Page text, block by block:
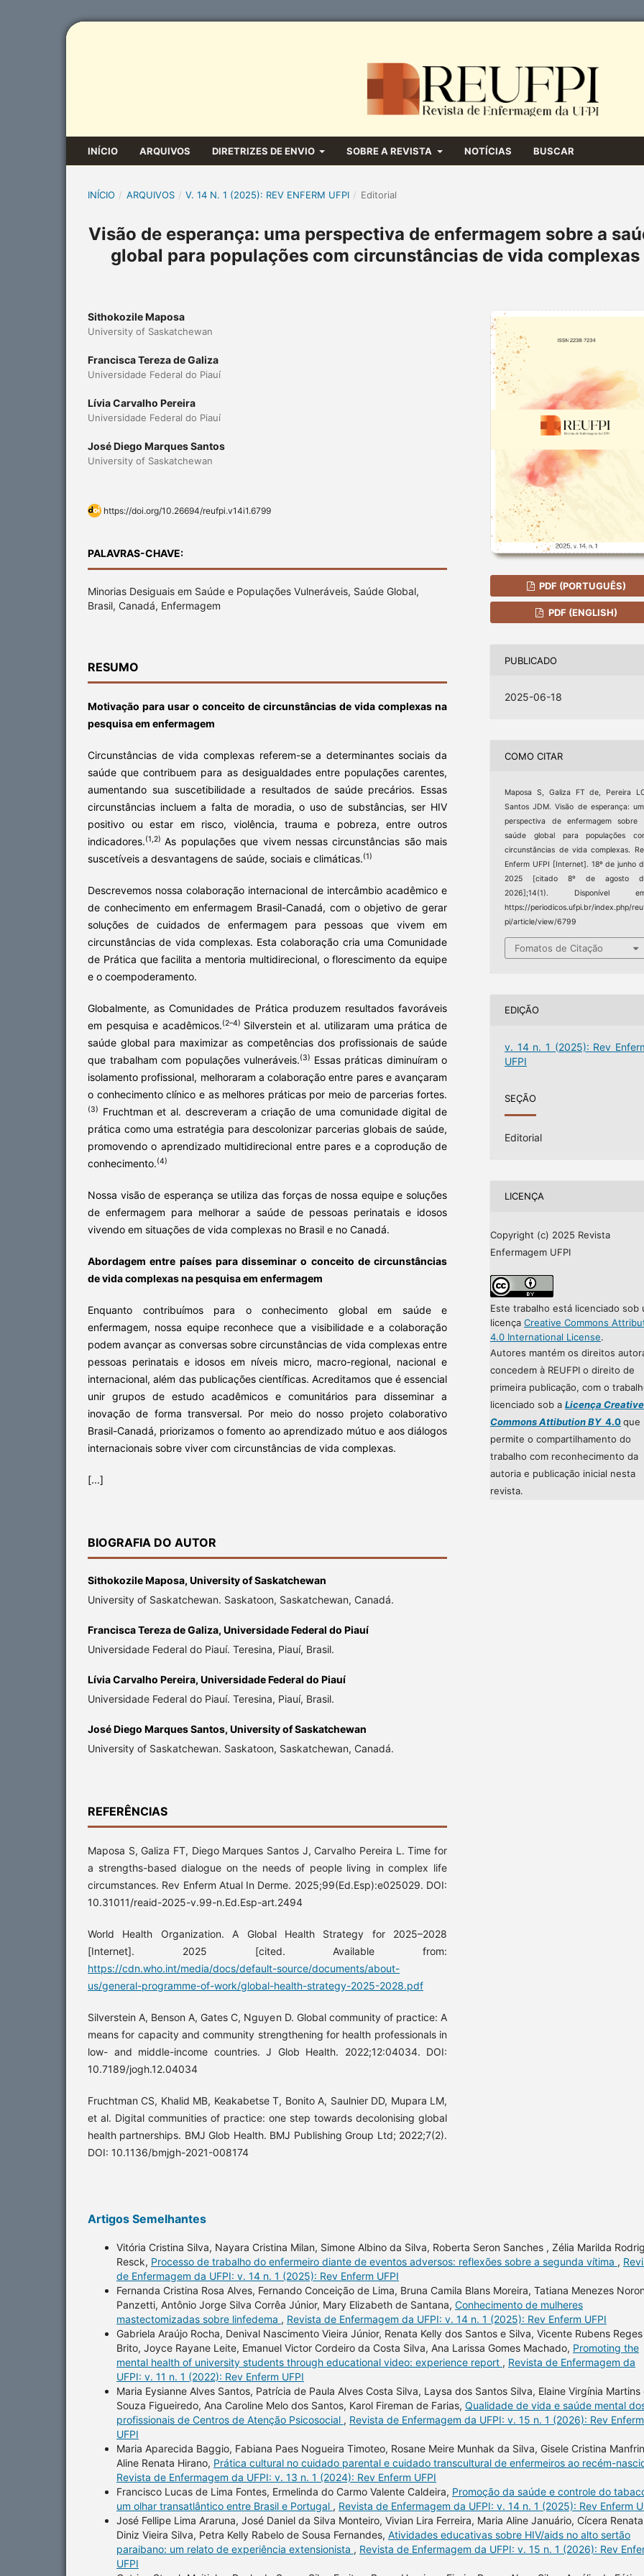
INÍCIO ARQUIVOS DIRETRIZES DE ENVIO SOBRE A REVISTA NOTÍCIAS BUSCAR
INÍCIO / ARQUIVOS / V. 14 N. 1 (2025): REV ENFERM UFPI / Editorial
Visão de esperança: uma perspectiva de enfermagem sobre a
global para populações com circunstâncias de vida complexas
Sithokozile Maposa
University of Saskatchewan
Francisca Tereza de Galiza
Universidade Federal do Piauí
Lívia Carvalho Pereira
Universidade Federal do Piauí
José Diego Marques Santos
University of Saskatchewan
https://doi.org/10.26694/reufpi.v14i1.6799
PALAVRAS-CHAVE:
Minorias Desiguais em Saúde e Populações Vulneráveis, Saúde Global,
Brasil, Canadá, Enfermagem
RESUMO
Motivação para usar o conceito de circunstâncias de vida complexas na
pesquisa em enfermagem
Circunstâncias de vida complexas referem-se a determinantes sociais da
saúde que contribuem para as desigualdades entre populações carentes,
aumentando sua suscetibilidade a resultados de saúde precários. Essas
circunstâncias incluem a falta de moradia, o uso de substâncias, ser HIV
positivo ou estar em risco, violência, trauma e pobreza, entre outros
indicadores.(1,2) As populações que vivem nessas circunstâncias são mais
suscetíveis a desvantagens de saúde, sociais e climáticas.(1)
Descrevemos nossa colaboração internacional de intercâmbio acadêmico e
de conhecimento em enfermagem Brasil-Canadá, com o objetivo de gerar
soluções de cuidados de enfermagem para pessoas que vivem em
circunstâncias de vida complexas. Esta colaboração cria uma Comunidade
de Prática que facilita a mentoria multidirecional, o florescimento da equipe
e o coempoderamento.
Globalmente, as Comunidades de Prática produzem resultados favoráveis
em pesquisa e acadêmicos.(2–4) Silverstein et al. utilizaram uma prática de
saúde global para maximizar as competências dos profissionais de saúde
que trabalham com populações vulneráveis.(3) Essas práticas diminuíram o
isolamento profissional, melhoraram a colaboração entre pares e avançaram
o conhecimento clínico e as melhores práticas por meio de parcerias fortes.
(3)
Fruchtman et al. descreveram a criação de uma comunidade digital de
prática como uma estratégia para descolonizar parcerias globais de saúde,
promovendo o aprendizado multidirecional entre pares e a coprodução de
conhecimento.(4)
Nossa visão de esperança se utiliza das forças de nossa equipe e soluções
de enfermagem para melhorar a saúde de pessoas perinatais e idosos
vivendo em situações de vida complexas no Brasil e no Canadá.
Abordagem entre países para disseminar o conceito de circunstâncias
de vida complexas na pesquisa em enfermagem
Enquanto contribuímos para o conhecimento global em saúde e
enfermagem, nossa equipe reconhece que a visibilidade e a colaboração
podem avançar as conversas sobre circunstâncias de vida complexas entre
pessoas perinatais e idosos em níveis micro, macro-regional, nacional e
internacional, além das publicações científicas. Acreditamos que é essencial
unir grupos de estudo acadêmicos e comunitários para disseminar a
inovação de forma transversal. Por meio do nosso projeto colaborativo
Brasil-Canadá, priorizamos o fomento ao aprendizado mútuo e aos diálogos
internacionais sobre viver com circunstâncias de vida complexas.
[...]
BIOGRAFIA DO AUTOR
Sithokozile Maposa, University of Saskatchewan
University of Saskatchewan. Saskatoon, Saskatchewan, Canadá.
Francisca Tereza de Galiza, Universidade Federal do Piauí
Universidade Federal do Piauí. Teresina, Piauí, Brasil.
Lívia Carvalho Pereira, Universidade Federal do Piauí
Universidade Federal do Piauí. Teresina, Piauí, Brasil.
José Diego Marques Santos, University of Saskatchewan
University of Saskatchewan. Saskatoon, Saskatchewan, Canadá.
REFERÊNCIAS
Maposa S, Galiza FT, Diego Marques Santos J, Carvalho Pereira L. Time for
a strengths-based dialogue on the needs of people living in complex life
circumstances. Rev Enferm Atual In Derme. 2025;99(Ed.Esp):e025029. DOI:
10.31011/reaid-2025-v.99-n.Ed.Esp-art.2494
World Health Organization. A Global Health Strategy for 2025–2028
[Internet]. 2025 [cited. Available from:
https://cdn.who.int/media/docs/default-source/documents/about-
us/general-programme-of-work/global-health-strategy-2025-2028.pdf
Silverstein A, Benson A, Gates C, Nguyen D. Global community of practice: A
means for capacity and community strengthening for health professionals in
low- and middle-income countries. J Glob Health. 2022;12:04034. DOI:
10.7189/jogh.12.04034
Fruchtman CS, Khalid MB, Keakabetse T, Bonito A, Saulnier DD, Mupara LM,
et al. Digital communities of practice: one step towards decolonising global
health partnerships. BMJ Glob Health. BMJ Publishing Group Ltd; 2022;7(2).
DOI: 10.1136/bmjgh-2021-008174
PDF (PORTUGUÊS)
PDF (ENGLISH)
PUBLICADO
2025-06-18
COMO CITAR
Maposa S, Galiza FT de, Pereira
Santos JDM. Visão de esperança:
perspectiva de enfermagem sobre
saúde global para populações
circunstâncias de vida complexas.
Enferm UFPI [Internet]. 18º de junho
2025 [citado 8º de agosto
2026];14(1). Disponível
https://periodicos.ufpi.br/index.php/
pi/article/view/6799
Fomatos de Citação
EDIÇÃO
v. 14 n. 1 (2025): Rev
UFPI
SEÇÃO
Editorial
LICENÇA
Copyright (c) 2025 Revista
Enfermagem UFPI
Este trabalho está licenciado sob
licença Creative Commons
4.0 International License.
Autores mantém os direitos
concedem à REUFPI o direito de
primeira publicação, com o
licenciado sob a Licença Creative
Commons Attibution BY4.0que
permite o compartilhamento do
trabalho com reconhecimento da
autoria e publicação inicial nesta
revista.
Artigos Semelhantes
Vitória Cristina Silva, Nayara Cristina Milan, Simone Albino da Silva, Roberta Seron Sanches , Zélia Marilda
Resck, Processo de trabalho do enfermeiro diante de eventos adversos: reflexões sobre a segunda vítima ,
de Enfermagem da UFPI: v. 14 n. 1 (2025): Rev Enferm UFPI
Fernanda Cristina Rosa Alves, Fernando Conceição de Lima, Bruna Camila Blans Moreira, Tatiana Menezes
Panzetti, Antônio Jorge Silva Corrêa Júnior, Mary Elizabeth de Santana, Conhecimento de mulheres
mastectomizadas sobre linfedema , Revista de Enfermagem da UFPI: v. 14 n. 1 (2025): Rev Enferm UFPI
Gabriela Araújo Rocha, Denival Nascimento Vieira Júnior, Renata Kelly dos Santos e Silva, Vicente Rubens Reges
Brito, Joyce Rayane Leite, Emanuel Victor Cordeiro da Costa Silva, Ana Larissa Gomes Machado, Promoting the
mental health of university students through educational video: experience report , Revista de Enfermagem da
UFPI: v. 11 n. 1 (2022): Rev Enferm UFPI
Maria Eysianne Alves Santos, Patrícia de Paula Alves Costa Silva, Laysa dos Santos Silva, Elaine Virgínia Martins
Souza Figueiredo, Ana Caroline Melo dos Santos, Karol Fireman de Farias, Qualidade de vida e saúde mental
profissionais de Centros de Atenção Psicosocial , Revista de Enfermagem da UFPI: v. 15 n. 1 (2026): Rev Enferm
UFPI
Maria Aparecida Baggio, Fabiana Paes Nogueira Timoteo, Rosane Meire Munhak da Silva, Gisele Cristina
Aline Renata Hirano, Prática cultural no cuidado parental e cuidado transcultural de enfermeiros ao recém-
Revista de Enfermagem da UFPI: v. 13 n. 1 (2024): Rev Enferm UFPI
Francisco Lucas de Lima Fontes, Ermelinda do Carmo Valente Caldeira, Promoção da saúde e controle do
um olhar transatlântico entre Brasil e Portugal , Revista de Enfermagem da UFPI: v. 14 n. 1 (2025): Rev Enferm
José Fellipe Lima Araruna, José Daniel da Silva Monteiro, Vivian Lira Ferreira, Maria Aline Januário, Cícera Renata
Diniz Vieira Silva, Petra Kelly Rabelo de Sousa Fernandes, Atividades educativas sobre HIV/aids no alto sertão
paraibano: um relato de experiência extensionista , Revista de Enfermagem da UFPI: v. 15 n. 1 (2026): Rev
UFPI